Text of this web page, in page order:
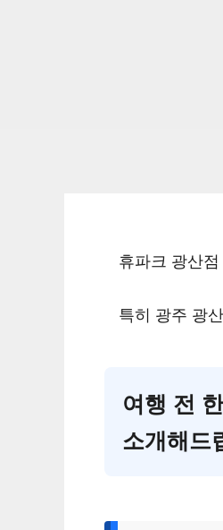
휴파크 광산
특히 광주 광
여행 전
소개해드